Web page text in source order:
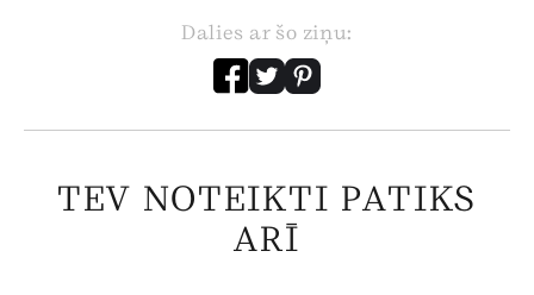
Dalies ar šo ziņu:
TEV NOTEIKTI PATIKS
ARĪ